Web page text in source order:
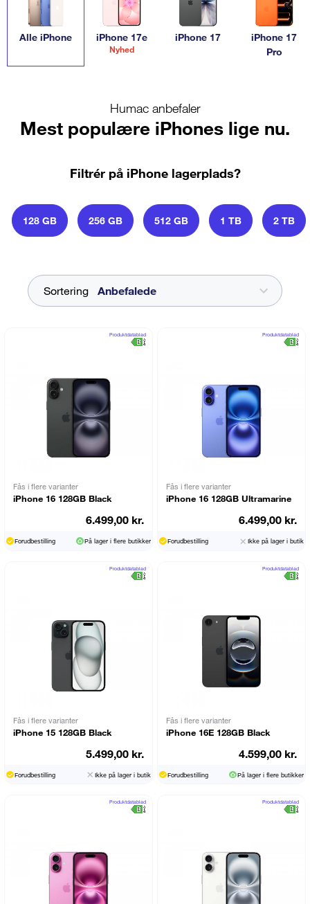
integration med resten af Apple-økosystemet, der gør
forskellen. Samtidig står Apple for innovation og
brugervenlighed. Vælg den iPhone, der passer til dine
Alle iPhone iPhone 17e
Nyhed
iPhone 17
iPhone 17
Pro
Humac anbefaler
Mest populære iPhones lige nu.
Filtrér på iPhone lagerplads?
128 GB 256 GB 512 GB 1 TB 2 TB
Sortering
Produktdatablad
Fås i flere varianter
iPhone 16 128GB Black
6.499,00 kr.
Forudbestilling På lager i flere butikker
Produktdatablad
Fås i flere varianter
iPhone 16 128GB Ultramarine
6.499,00 kr.
Forudbestilling Ikke på lager i butik
Produktdatablad
Fås i flere varianter
iPhone 15 128GB Black
5.499,00 kr.
Forudbestilling Ikke på lager i butik
Produktdatablad
Fås i flere varianter
iPhone 16E 128GB Black
4.599,00 kr.
Forudbestilling På lager i flere butikker
Produktdatablad Produktdatablad